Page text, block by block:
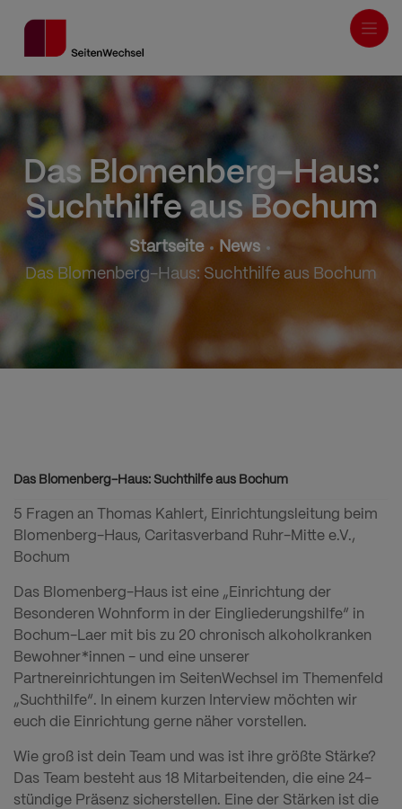
Das Blomenberg-Haus:
Suchthilfe aus Bochum
Pfadnavigation
Startseite
News
Das Blomenberg-Haus: Suchthilfe aus Bochum
Das Blomenberg-Haus: Suchthilfe aus Bochum
5 Fragen an Thomas Kahlert, Einrichtungsleitung beim
Blomenberg-Haus, Caritasverband Ruhr-Mitte e.V.,
Bochum
Das Blomenberg-Haus ist eine „Einrichtung der
Besonderen Wohnform in der Eingliederungshilfe“ in
Bochum-Laer mit bis zu 20 chronisch alkoholkranken
Bewohner*innen - und eine unserer
Partnereinrichtungen im SeitenWechsel im Themenfeld
„Suchthilfe“. In einem kurzen Interview möchten wir
euch die Einrichtung gerne näher vorstellen.
Wie groß ist dein Team und was ist ihre größte Stärke?
Das Team besteht aus 18 Mitarbeitenden, die eine 24-
stündige Präsenz sicherstellen. Eine der Stärken ist die